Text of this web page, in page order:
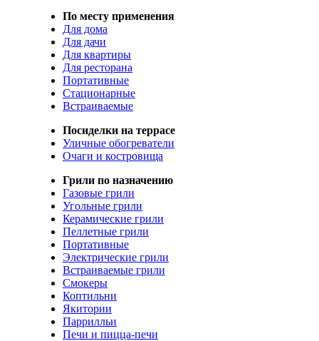
По месту применения
Для дома
Для дачи
Для квартиры
Для ресторана
Портативные
Стационарные
Встраиваемые
Посиделки на террасе
Уличные обогреватели
Очаги и костровища
Грили по назначению
Газовые грили
Угольные грили
Керамические грили
Пеллетные грили
Портативные
Электрические грили
Встраиваемые грили
Смокеры
Коптильни
Якитории
Паррилльи
Печи и пицца-печи